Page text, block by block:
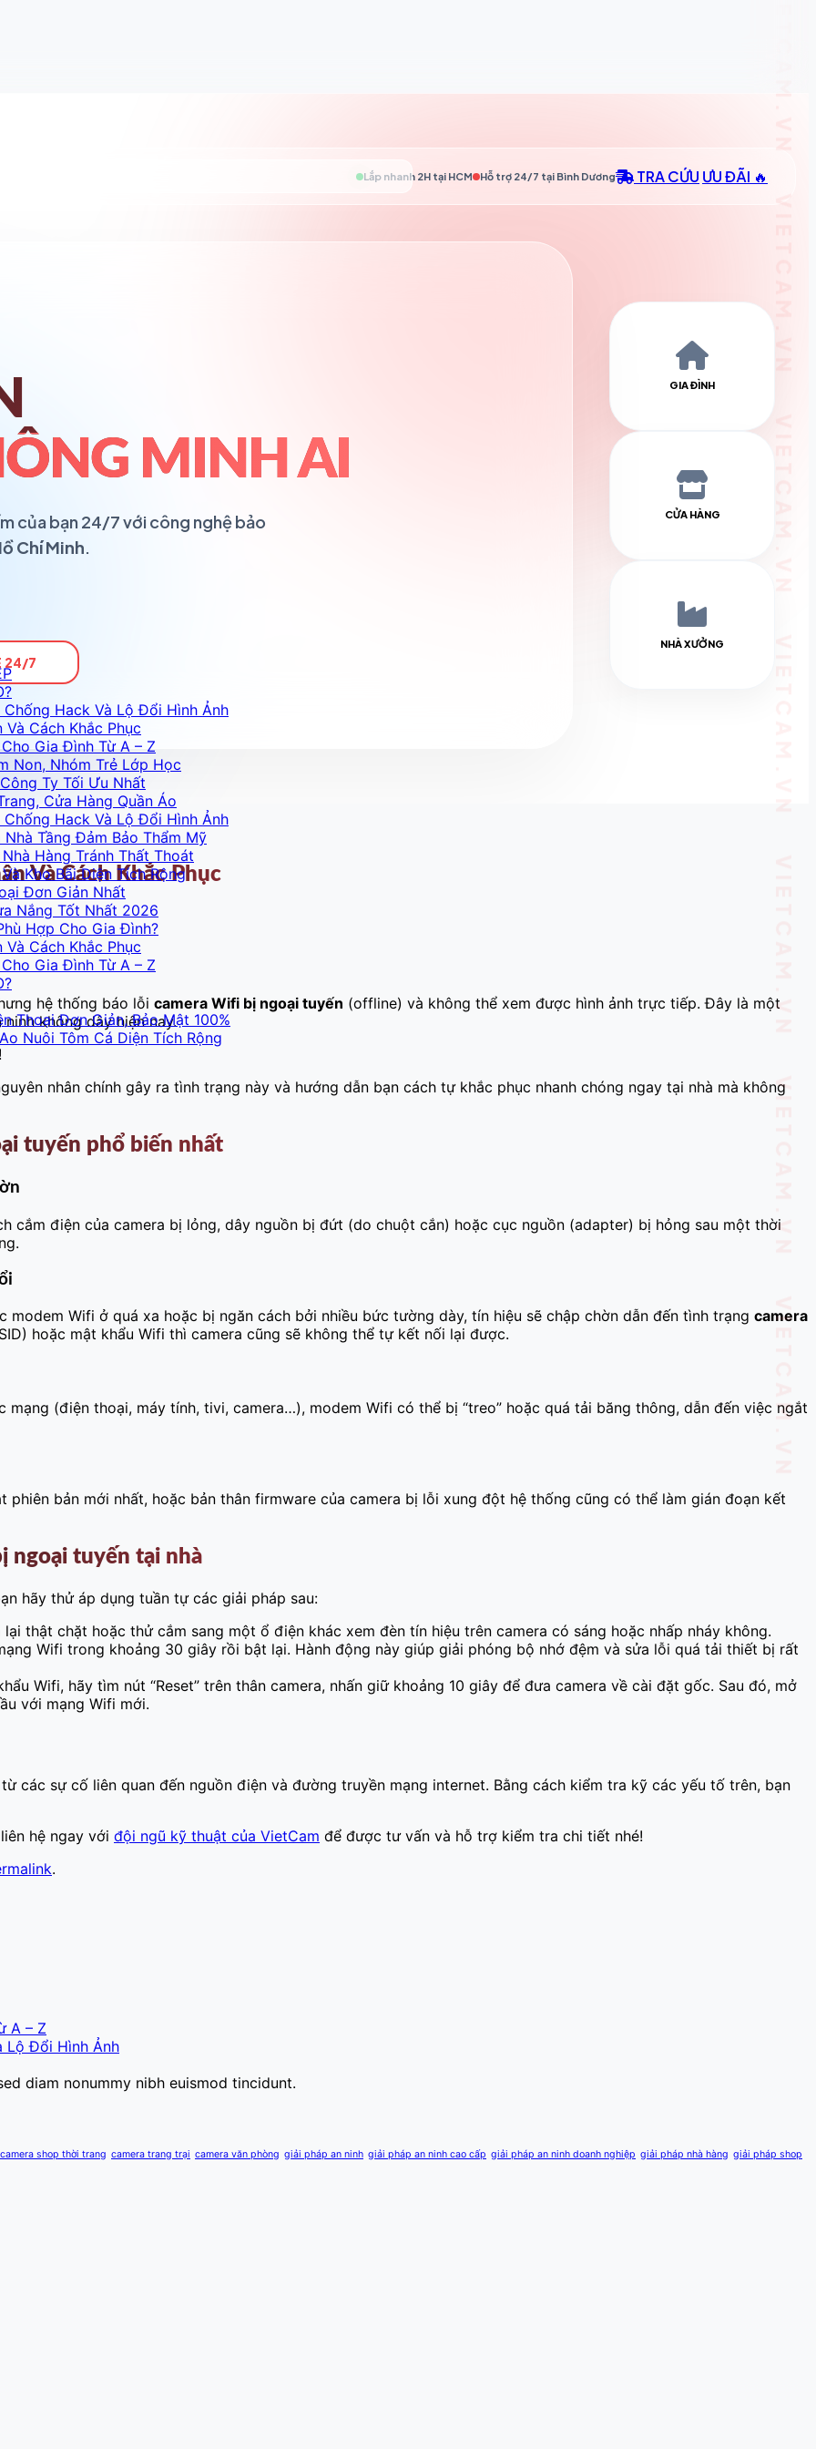
Hack Và Lộ Đổi Hình Ảnh
Cách Khắc Phục
Gia Đình Từ A – Z
Non, Nhóm Trẻ Lớp Học
Ty Tối Ưu Nhất
Cửa Hàng Quần Áo
Hack Và Lộ Đổi Hình Ảnh
Tầng Đảm Bảo Thẩm Mỹ
Hàng Tránh Thất Thoát
Kho Bãi Diện Tích Rộng
Đơn Giản Nhất
Nắng Tốt Nhất 2026
Hợp Cho Gia Đình?
Cách Khắc Phục
Gia Đình Từ A – Z
Thoại Đơn Giản, Bảo Mật 100%
Nuôi Tôm Cá Diện Tích Rộng
Lắp nhanh 2H tại HCM Hỗ trợ 24/7 tại Bình Dương TRA CỨU ƯU ĐÃI 🔥
MINH AI
của bạn 24/7 với công nghệ bảo
Chí Minh.
24/7
GIA ĐÌNH
CỬA HÀNG
NHÀ XƯỞNG
Và Cách Khắc Phục
hệ thống báo lỗi camera Wifi bị ngoại tuyến (offline) và không thể xem được hình ảnh trực tiếp. Đây là một
không dây hiện nay.
nhân chính gây ra tình trạng này và hướng dẫn bạn cách tự khắc phục nhanh chóng ngay tại nhà mà không
tuyến phổ biến nhất
cắm điện của camera bị lỏng, dây nguồn bị đứt (do chuột cắn) hoặc cục nguồn (adapter) bị hỏng sau một thời
modem Wifi ở quá xa hoặc bị ngăn cách bởi nhiều bức tường dày, tín hiệu sẽ chập chờn dẫn đến tình trạng camera
hoặc mật khẩu Wifi thì camera cũng sẽ không thể tự kết nối lại được.
(điện thoại, máy tính, tivi, camera…), modem Wifi có thể bị “treo” hoặc quá tải băng thông, dẫn đến việc ngắt
bản mới nhất, hoặc bản thân firmware của camera bị lỗi xung đột hệ thống cũng có thể làm gián đoạn kết
ngoại tuyến tại nhà
hãy thử áp dụng tuần tự các giải pháp sau:
thật chặt hoặc thử cắm sang một ổ điện khác xem đèn tín hiệu trên camera có sáng hoặc nhấp nháy không.
Wifi trong khoảng 30 giây rồi bật lại. Hành động này giúp giải phóng bộ nhớ đệm và sửa lỗi quá tải thiết bị rất
Wifi, hãy tìm nút “Reset” trên thân camera, nhấn giữ khoảng 10 giây để đưa camera về cài đặt gốc. Sau đó, mở
với mạng Wifi mới.
các sự cố liên quan đến nguồn điện và đường truyền mạng internet. Bằng cách kiểm tra kỹ các yếu tố trên, bạn
hệ ngay với đội ngũ kỹ thuật của VietCam để được tư vấn và hỗ trợ kiểm tra chi tiết nhé!
.
A – Z
Lộ Đổi Hình Ảnh
diam nonummy nibh euismod tincidunt.
camera shop thời trang camera trang trại camera văn phòng giải pháp an ninh giải pháp an ninh cao cấp giải pháp an ninh doanh nghiệp giải pháp nhà hàng giải pháp shop
VIETCAM.VN VIETCAM.VN VIETCAM.VN VIETCAM.VN VIETCAM.VN VIETCAM.VN